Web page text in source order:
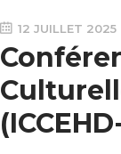
12 JUILLET 2025